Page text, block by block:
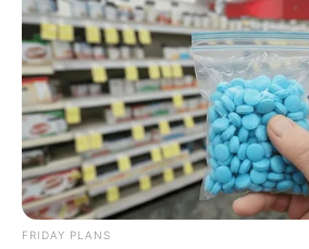
Pintura em Tecido
Sabonete artesanal
Artesanato com Garrafa Pet
FRIDAY PLANS